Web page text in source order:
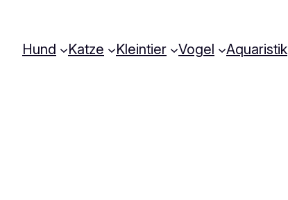
Hund Katze Kleintier Vogel Aquaristik